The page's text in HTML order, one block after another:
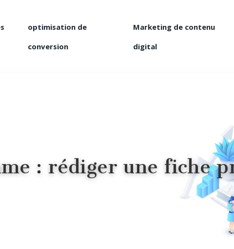
optimisation de
conversion
Marketing de contenu
digital
: rédiger une fiche